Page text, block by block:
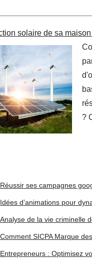
solaire de sa
?
Réussir ses campagnes
Idées d’animations pour
Analyse de la vie criminelle
Comment SICPA Marque
Entrepreneurs : Optimisez